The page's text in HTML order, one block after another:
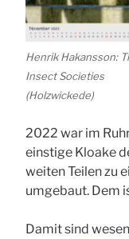
Henrik Hakansson:
Insect Societies
(Holzwickede)
2022 war im
einstige Kloake
weiten Teilen zu
umgebaut. Dem
Damit sind